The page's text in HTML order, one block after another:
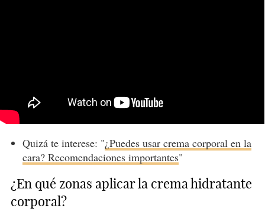
Quizá te interese: "¿Puedes usar crema corporal en la
cara? Recomendaciones importantes"
¿En qué zonas aplicar la crema hidratante
corporal?